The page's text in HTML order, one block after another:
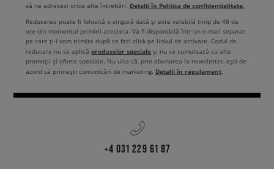
să ne adresezi orice alte întrebări. Detalii în Politica de confidențialitate.
Reducerea poate fi folosită o singură dată și este valabilă timp de 48 de
ore din momentul primirii acesteia. Va fi disponibilă într-un e-mail separat
pe care ți-l vom trimite după ce faci click pe linkul de activare. Codul de
reducere nu se aplică produselor speciale și nu se cumulează cu alte
promoții și oferte speciale. Nu uita că, prin abonarea la newsletter, ești de
acord să primești comunicări de marketing. Detalii în regulament.
+4 031 229 61 87